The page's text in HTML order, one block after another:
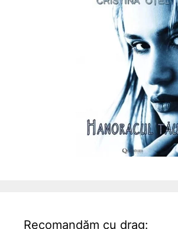
Recomandăm cu drag: